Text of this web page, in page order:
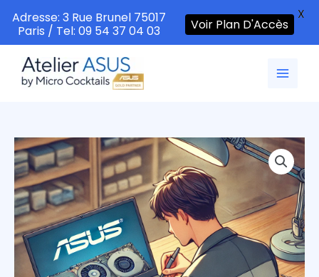
contenu
Adresse: 3 Rue Brunel 75017
Paris / Tel: 09 54 37 04 03
Voir Plan D'Accès
X